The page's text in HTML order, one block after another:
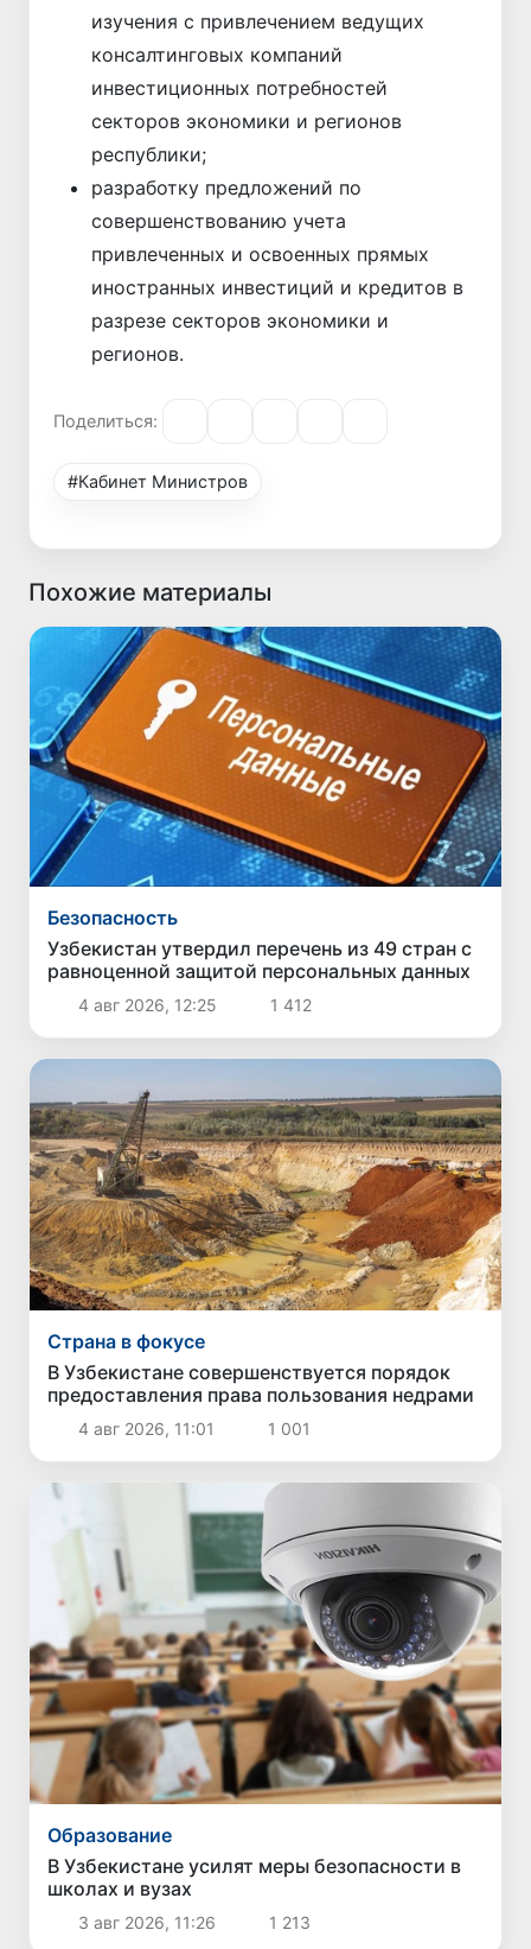
изучения с привлечением ведущих
консалтинговых компаний
инвестиционных потребностей
секторов экономики и регионов
республики;
разработку предложений по
совершенствованию учета
привлеченных и освоенных прямых
иностранных инвестиций и кредитов в
разрезе секторов экономики и
регионов.
Поделиться:
#Кабинет Министров
Похожие материалы
Безопасность
Узбекистан утвердил перечень из 49 стран с
равноценной защитой персональных данных
4 авг 2026, 12:25 1 412
Страна в фокусе
В Узбекистане совершенствуется порядок
предоставления права пользования недрами
4 авг 2026, 11:01 1 001
Образование
В Узбекистане усилят меры безопасности в
школах и вузах
3 авг 2026, 11:26 1 213